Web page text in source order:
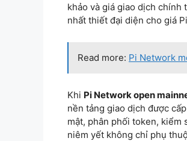
khảo và giá giao dịch chính
nhất thiết đại diện cho giá
Read more: Pi Network
Khi Pi Network open
nền tảng giao dịch được
mật, phân phối token, kiểm
niêm yết không chỉ phụ